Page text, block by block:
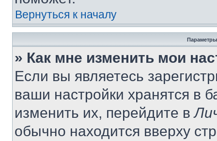
Вернуться к началу
Параметры
» Как мне изменить мои
Если вы являетесь
ваши настройки хранятся в
изменить их, перейдите в
обычно находится вверху